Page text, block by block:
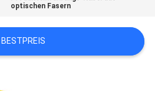
optischen Fasern
BESTPREIS